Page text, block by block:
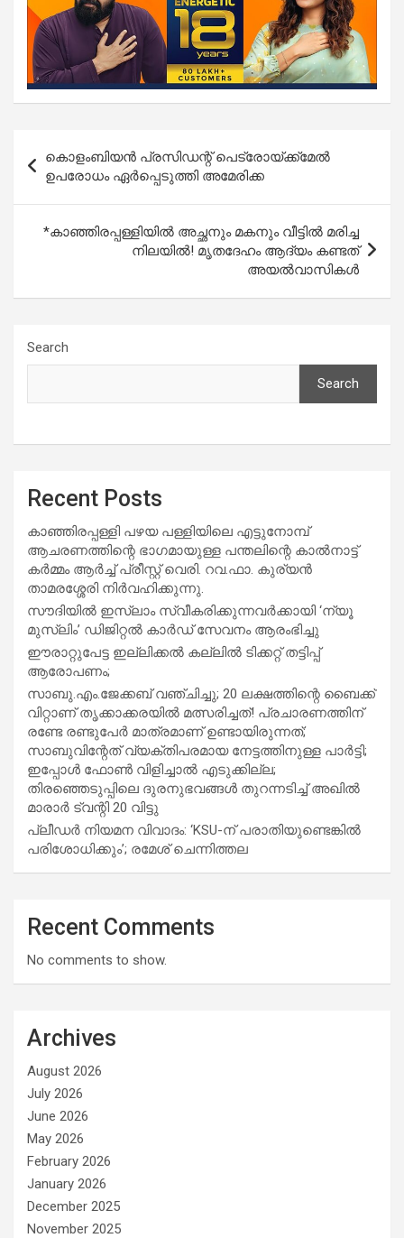
navigation
കൊളംബിയന്‍ പ്രസിഡന്റ് പെട്രോയ്ക്ക്‌മേല്‍
ഉപരോധം ഏര്‍പ്പെടുത്തി അമേരിക്ക
*കാഞ്ഞിരപ്പള്ളിയിൽ അച്ഛനും മകനും വീട്ടിൽ മരിച്ച
നിലയിൽ! മൃതദേഹം ആദ്യം കണ്ടത്
അയൽവാസികൾ
Search
Search
Recent Posts
കാഞ്ഞിരപ്പള്ളി പഴയ പള്ളിയിലെ എട്ടുനോമ്പ്
ആചരണത്തിന്റെ ഭാഗമായുള്ള പന്തലിന്റെ കാൽനാട്ട്
കർമ്മം ആർച്ച് പ്രീസ്റ്റ് വെരി. റവ.ഫാ. കുര്യൻ
താമരശ്ശേരി നിർവഹിക്കുന്നു.
സൗദിയില്‍ ഇസ്‌ലാം സ്വീകരിക്കുന്നവര്‍ക്കായി ‘ന്യൂ
മുസ്ലിം’ ഡിജിറ്റല്‍ കാര്‍ഡ് സേവനം ആരംഭിച്ചു
ഈരാറ്റുപേട്ട ഇല്ലിക്കൽ കല്ലിൽ ടിക്കറ്റ് തട്ടിപ്പ്
ആരോപണം;
സാബു.എം.ജേക്കബ് വഞ്ചിച്ചു; 20 ലക്ഷത്തിന്റെ ബൈക്ക്
വിറ്റാണ് തൃക്കാക്കരയില്‍ മത്സരിച്ചത്! പ്രചാരണത്തിന്
രണ്ടേ രണ്ടുപേര്‍ മാത്രമാണ് ഉണ്ടായിരുന്നത്;
സാബുവിന്റേത് വ്യക്തിപരമായ നേട്ടത്തിനുള്ള പാര്‍ട്ടി;
ഇപ്പോള്‍ ഫോണ്‍ വിളിച്ചാല്‍ എടുക്കില്ല;
തിരഞ്ഞെടുപ്പിലെ ദുരനുഭവങ്ങള്‍ തുറന്നടിച്ച് അഖില്‍
മാരാര്‍ ട്വന്റി 20 വിട്ടു
പ്ലീഡർ നിയമന വിവാദം: ‘KSU-ന് പരാതിയുണ്ടെങ്കിൽ
പരിശോധിക്കും’; രമേശ് ചെന്നിത്തല
Recent Comments
No comments to show.
Archives
August 2026
July 2026
June 2026
May 2026
February 2026
January 2026
December 2025
November 2025